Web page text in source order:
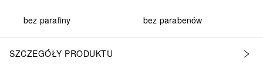
bez parafiny bez parabenów
SZCZEGÓŁY PRODUKTU